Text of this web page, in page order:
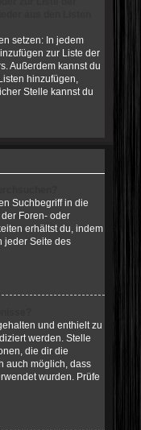
setzen: In jedem
zur Liste der
Außerdem kannst du
hinzufügen,
Stelle kannst du
Suchbegriff in die
Foren- oder
erhältst du, indem
jeder Seite des
und enthielt zu
werden. Stelle
die dir die
auch möglich, dass
wurden. Prüfe